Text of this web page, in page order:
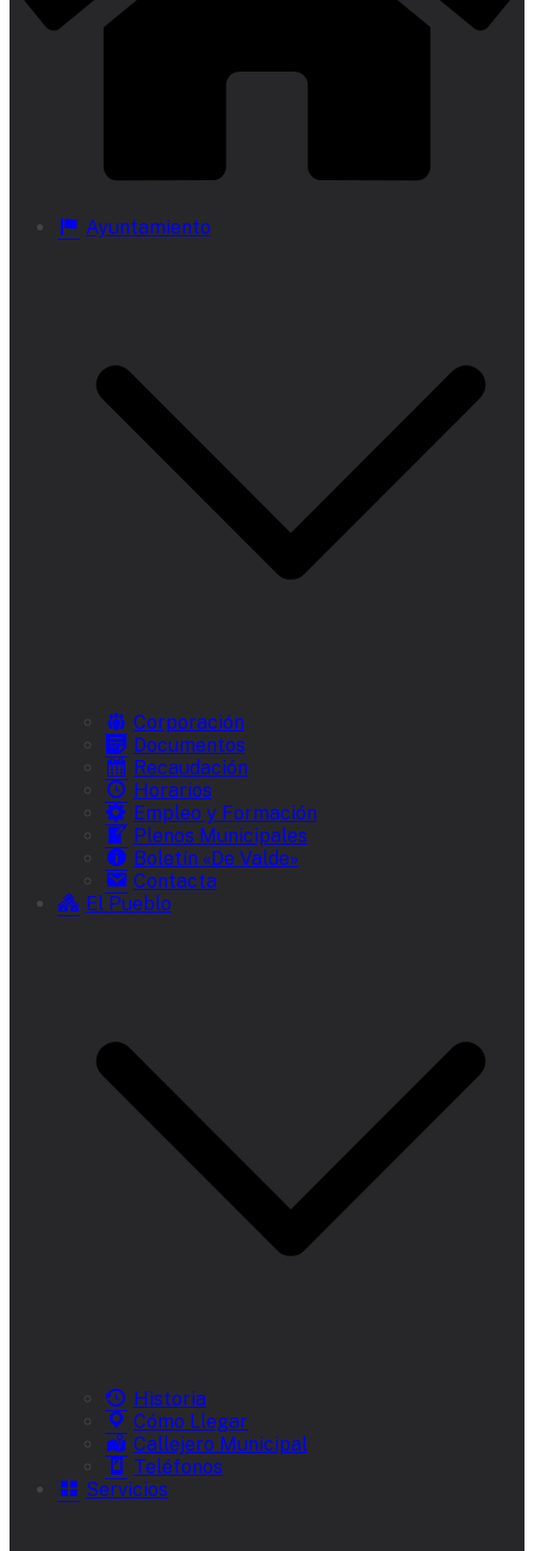
Ayuntamiento
Corporación
Documentos
Recaudación
Horarios
Empleo y Formación
Plenos Municipales
Boletín «De Valde»
Contacta
El Pueblo
Historia
Cómo Llegar
Callejero Municipal
Teléfonos
Servicios